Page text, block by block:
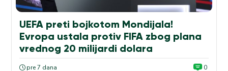
UEFA preti bojkotom Mondijala!
Evropa ustala protiv FIFA zbog plana
vrednog 20 milijardi dolara
pre 7 dana 0